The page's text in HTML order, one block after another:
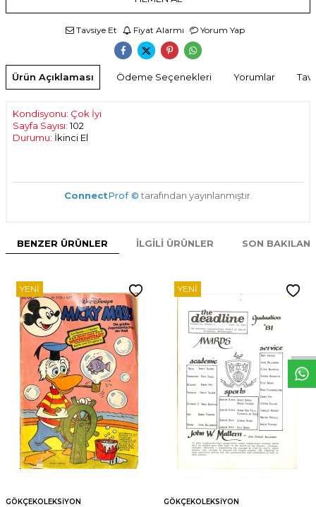
Tavsiye Et Fiyat Alarmı Yorum Yap
Ürün Açıklaması Ödeme Seçenekleri Yorumlar
Kondisyonu: Çok İyi
Sayfa Sayısı:102
Durumu: İkinci El
ConnectProf © tarafından yayınlanmıştır.
BENZER ÜRÜNLER İLGILI ÜRÜNLER SON
YENI
GÖKÇEKOLEKSIYON
YENI
GÖKÇEKOLEKSIYON